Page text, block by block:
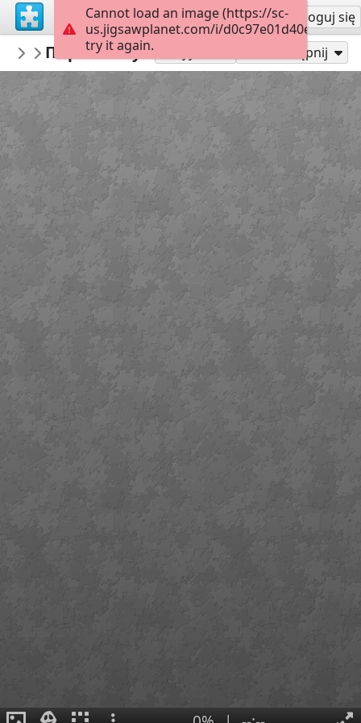
Załóż konto Zaloguj się
Bibliopskov
Разное
Пират на суше Udostępnij
Cannot load an image (https://sc-
us.jigsawplanet.com/i/
try it again.